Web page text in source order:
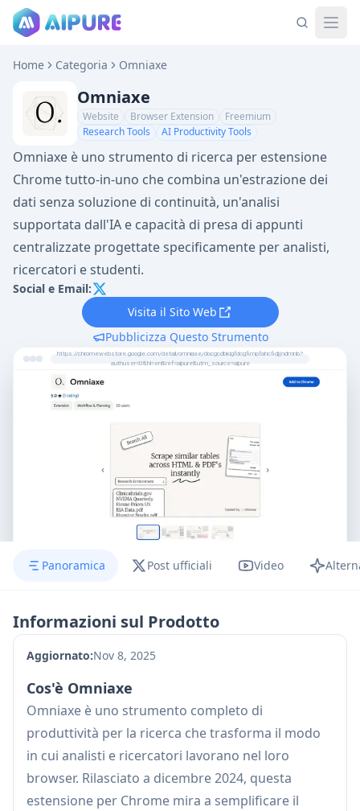
Home Categoria Omniaxe
Omniaxe
Website Browser Extension
Freemium
Research Tools
AI Productivity Tools
Omniaxe è uno strumento di ricerca per estensione
Chrome tutto-in-uno che combina un'estrazione dei
dati senza soluzione di continuità, un'analisi
supportata dall'IA e capacità di presa di appunti
centralizzate progettate specificamente per analisti,
ricercatori e studenti.
Social e Email:
Visita il Sito Web
Pubblicizza Questo Strumento
https://chromewebstore.google.com/detail/omniaxe/docgcdbkigfdcgfimpfahcfidjjndmnb?
authuser=0&hl=en&ref=aipure&utm_source=aipure
Panoramica Post ufficiali Video
Informazioni sul Prodotto
Aggiornato:Nov 8, 2025
Cos'è Omniaxe
Omniaxe è uno strumento completo di
produttività per la ricerca che trasforma il modo
in cui analisti e ricercatori lavorano nel loro
browser. Rilasciato a dicembre 2024, questa
estensione per Chrome mira a semplificare il